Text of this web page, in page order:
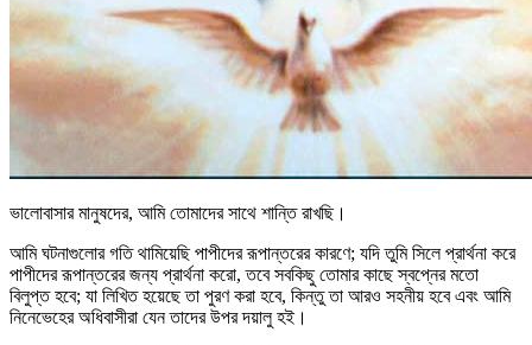
ভালোবাসার মানুষদের, আমি তোমাদের সাথে শান্তি রাখছি।
আমি ঘটনাগুলোর গতি থামিয়েছি পাপীদের রূপান্তরের কারণে; যদি তুমি সিলে প্রার্থনা করে
পাপীদের রূপান্তরের জন্য প্রার্থনা করো, তবে সবকিছু তোমার কাছে স্বপ্নের মতো
বিলুপ্ত হবে; যা লিখিত হয়েছে তা পুরণ করা হবে, কিন্তু তা আরও সহনীয় হবে এবং আমি
নিনেভেহের অধিবাসীরা যেন তাদের উপর দয়ালু হই।